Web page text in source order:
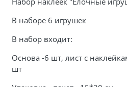
В наборе 6 игрушек
В набор входит:
Основа -6 шт, лист с
шт